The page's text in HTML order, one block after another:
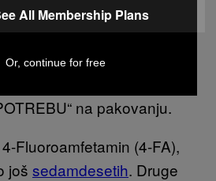
nisu pravljene naveliko i
tržištu. Ove supstance
jer su suviše opskurne
sa upozorenjem „NISU
na pakovanju.
Fluoroamfetamin (4-FA),
još sedamdesetih. Druge
All Membership Plans
Or, continue for free